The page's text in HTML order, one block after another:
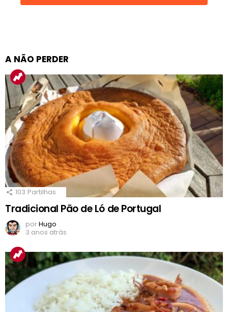
A NÃO PERDER
103 Partilhas
Tradicional Pão de Ló de Portugal
porHugo
3 anos atrás